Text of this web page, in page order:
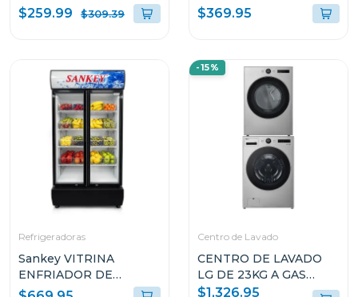
DE 5 QUEMADORES
VITROCERAMICA
$259.99 $309.39
RFC1301
$369.95
Refrigeradoras
Sankey VITRINA
ENFRIADOR DE
20CUFT RFD20N
-15%
Centro de Lavado
CENTRO DE LAVADO
LG DE 23KG A GAS
COLOR GRIS
$1,326.95